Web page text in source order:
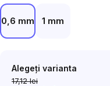
0,6 mm 1 mm
Alegeţi varianta
17,12 lei